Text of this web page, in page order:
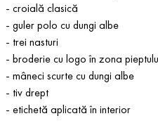
- croială clasică
- guler polo cu dungi albe
- trei nasturi
- broderie cu logo în zona
- mâneci scurte cu dungi albe
- tiv drept
- etichetă aplicată în interior